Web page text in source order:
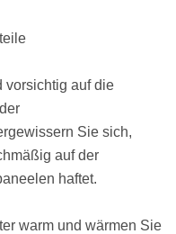
vorsichtig auf die
Sie sich,
auf der
haftet.
warm und wärmen Sie